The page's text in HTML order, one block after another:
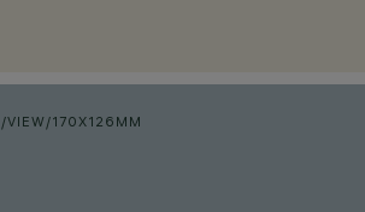
/VIEW/170X126MM